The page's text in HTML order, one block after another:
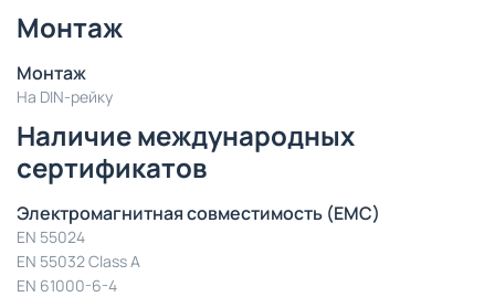
Монтаж
Монтаж
На DIN-рейку
Наличие международных
сертификатов
Электромагнитная совместимость (EMC)
EN 55024
EN 55032 Class A
EN 61000-6-4